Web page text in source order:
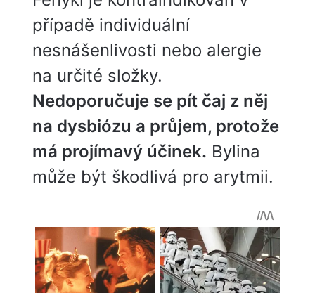
případě individuální
nesnášenlivosti nebo alergie
na určité složky.
Nedoporučuje se pít čaj z něj
na dysbiózu a průjem, protože
má projímavý účinek. Bylina
může být škodlivá pro arytmii.